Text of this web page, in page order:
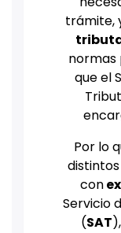
trámite,
normas
que el
Por lo
con
Servicio
(SAT